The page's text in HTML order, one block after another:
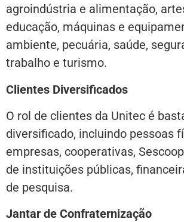
agroindústria e alimentação,
educação, máquinas e
ambiente, pecuária, saúde,
trabalho e turismo.
Clientes Diversificados
O rol de clientes da Unitec é
diversificado, incluindo pessoas
empresas, cooperativas,
de instituições públicas,
de pesquisa.
Jantar de Confraternização